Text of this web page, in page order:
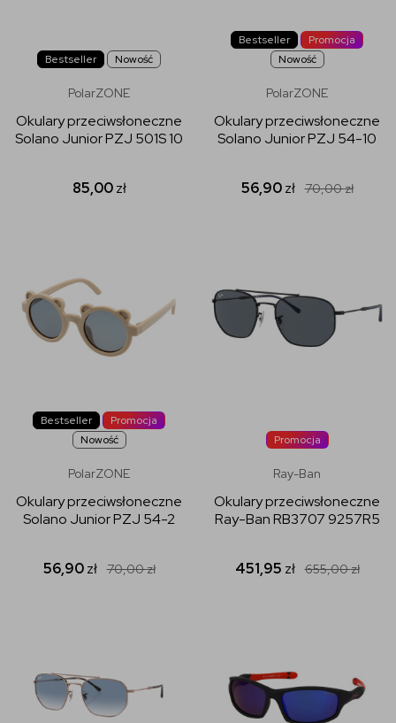
Bestseller Nowość
PolarZONE
Okulary przeciwsłoneczne
Solano Junior PZJ 501S 10
85,00zł
Bestseller
Promocja
Nowość
PolarZONE
Okulary przeciwsłoneczne
Solano Junior PZJ 54-10
56,90zł 70,00zł
Bestseller
Promocja
Nowość
PolarZONE
Okulary przeciwsłoneczne
Solano Junior PZJ 54-2
56,90zł 70,00zł
Promocja
Ray-Ban
Okulary przeciwsłoneczne
Ray-Ban RB3707 9257R5
451,95 zł 655,00zł